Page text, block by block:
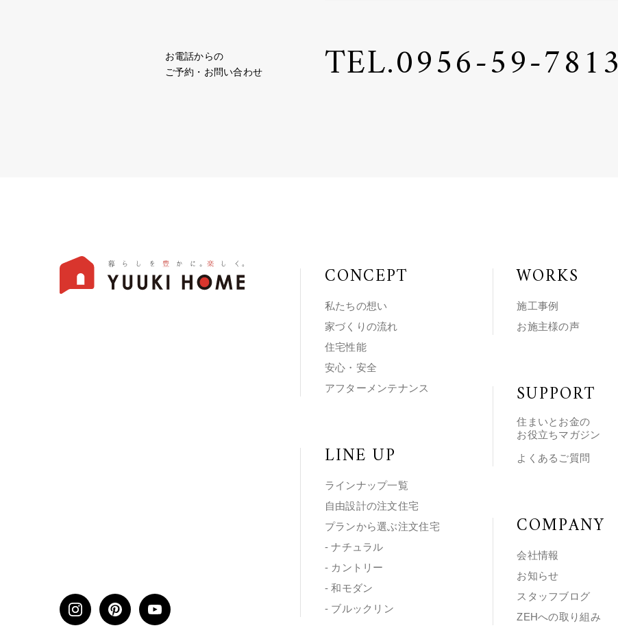
お電話からの
ご予約・お問い合わせ
TEL.0956-59-7813
CONCEPT
私たちの想い
家づくりの流れ
住宅性能
安心・安全
アフターメンテナンス
LINE UP
ラインナップ一覧
自由設計の注文住宅
プランから選ぶ注文住宅
- ナチュラル
- カントリー
- 和モダン
- ブルックリン
WORKS
施工事例
お施主様の声
SUPPORT
住まいとお金の
お役立ちマガジン
よくあるご質問
COMPANY
会社情報
お知らせ
スタッフブログ
ZEHへの取り組み